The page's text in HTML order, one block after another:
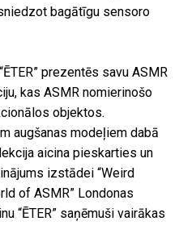
bagātīgu sensoro
prezentēs savu ASMR
kas ASMR nomierinošo
objektos.
augšanas modeļiem dabā
aicina pieskarties un
izstādei “Weird
of ASMR” Londonas
“ĒTER” saņēmuši vairākas